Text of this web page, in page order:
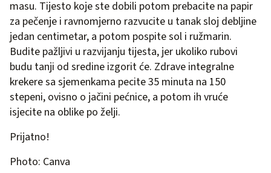
masu. Tijesto koje ste dobili potom prebacite na papir
za pečenje i ravnomjerno razvucite u tanak sloj debljine
jedan centimetar, a potom pospite sol i ružmarin.
Budite pažljivi u razvijanju tijesta, jer ukoliko rubovi
budu tanji od sredine izgorit će. Zdrave integralne
krekere sa sjemenkama pecite 35 minuta na 150
stepeni, ovisno o jačini pećnice, a potom ih vruće
isjecite na oblike po želji.
Prijatno!
Photo: Canva